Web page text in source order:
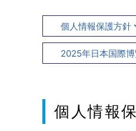
個人情報保護方針
2025年日本国際
個人情報